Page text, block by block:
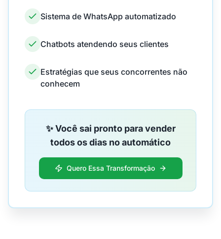
Sistema de WhatsApp automatizado
Chatbots atendendo seus clientes
Estratégias que seus concorrentes não
conhecem
✨ Você sai pronto para vender
todos os dias no automático
Quero Essa Transformação